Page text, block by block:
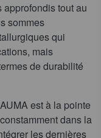
tout au
sommes
qui
mais
de durabilité
est à la pointe
dans la
les dernières